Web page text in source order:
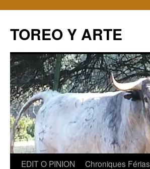
TOREO Y ARTE
Aller
EDIT O PINION Chroniques Férias